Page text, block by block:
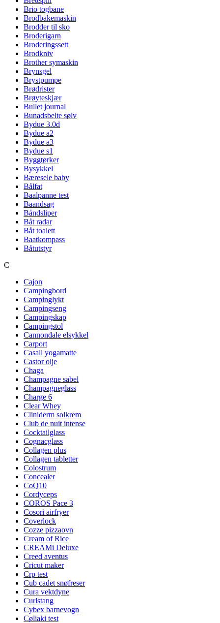
Brio togbane
Brodbakemaskin
Brodder til sko
Broderigarn
Broderingssett
Brodkniv
Brother symaskin
Brynsgel
Brystpumpe
Brødrister
Brøyteskjær
Bullet journal
Bunadsbelte sølv
Bydue 3.0d
Bydue a2
Bydue a3
Bydue s1
Byggtørker
Bysykkel
Bæresele baby
Bålfat
Baalpanne test
Baandsag
Båndsliper
Båt radar
Båt toalett
Baatkompass
Båtutstyr
C
Cajon
Campingbord
Campinglykt
Campingseng
Campingskap
Campingstol
Cannondale elsykkel
Carport
Casall yogamatte
Castor olje
Chaga
Champagne sabel
Champagneglass
Charge 6
Clear Whey
Cliniderm solkrem
Club de nuit intense
Cocktailglass
Cognacglass
Collagen plus
Collagen tabletter
Colostrum
Concealer
CoQ10
Cordyceps
COROS Pace 3
Cosori airfryer
Coverlock
Cozze pizzaovn
Cream of Rice
CREAMi Deluxe
Creed aventus
Cricut maker
Crp test
Cub cadet snøfreser
Cura vektdyne
Curlstang
Cybex barnevogn
Cøliaki test